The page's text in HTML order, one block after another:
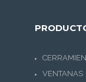
VENTANAS